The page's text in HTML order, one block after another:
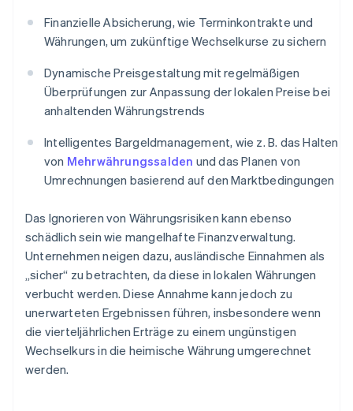
Finanzielle Absicherung, wie Terminkontrakte und
Währungen, um zukünftige Wechselkurse zu sichern
Dynamische Preisgestaltung mit regelmäßigen
Überprüfungen zur Anpassung der lokalen Preise bei
anhaltenden Währungstrends
Intelligentes Bargeldmanagement, wie z. B. das Halten
von Mehrwährungssalden und das Planen von
Umrechnungen basierend auf den Marktbedingungen
Das Ignorieren von Währungsrisiken kann ebenso
schädlich sein wie mangelhafte Finanzverwaltung.
Unternehmen neigen dazu, ausländische Einnahmen als
„sicher“ zu betrachten, da diese in lokalen Währungen
verbucht werden. Diese Annahme kann jedoch zu
unerwarteten Ergebnissen führen, insbesondere wenn
die vierteljährlichen Erträge zu einem ungünstigen
Wechselkurs in die heimische Währung umgerechnet
werden.